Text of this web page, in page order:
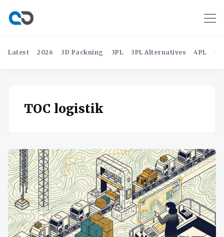
Latest 2026 3D Packning 3PL 3PL Alternatives 4PL
TOC logistik